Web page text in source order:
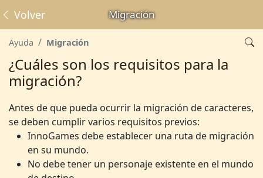
Migración
Volver
Ayuda Migración
¿Cuáles son los requisitos para la
migración?
Antes de que pueda ocurrir la migración de caracteres,
se deben cumplir varios requisitos previos:
InnoGames debe establecer una ruta de migración
en su mundo.
No debe tener un personaje existente en el mundo